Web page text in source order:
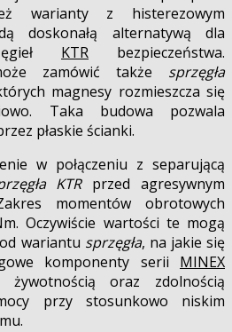
warianty z histerezowym
doskonałą alternatywą dla
KTR bezpieczeństwa.
zamówić także sprzęgła
magnesy rozmieszcza się
Taka budowa pozwala
płaskie ścianki.
w połączeniu z separującą
KTRprzed agresywnym
momentów obrotowych
Oczywiście wartości te mogą
wariantu sprzęgła, na jakie się
komponenty serii MINEX
oraz zdolnością
przy stosunkowo niskim